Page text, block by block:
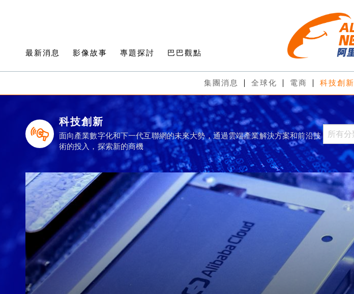
最新消息 影像故事 專題探討 巴巴觀點
集團消息 全球化 電商 科技創新
科技創新
面向產業數字化和下一代互聯網的未來大勢，通過雲端產業解決方案和前沿技
術的投入，探索新的商機